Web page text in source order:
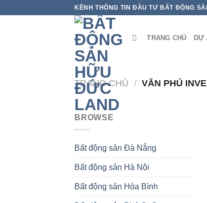
KÊNH THÔNG TIN ĐẦU TƯ BẤT ĐỘNG
TRANG CHỦ DỰ
TRANG CHỦ / VĂN PHÚ
BROWSE
Bất động sản Đà Nẵng
Bất động sản Hà Nội
Bất động sản Hòa Bình